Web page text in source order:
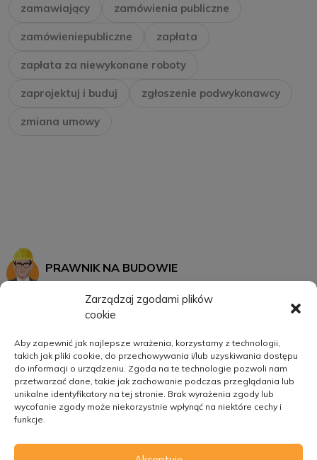
Zarządzaj zgodami plików
cookie
Aby zapewnić jak najlepsze wrażenia, korzystamy z technologii,
takich jak pliki cookie, do przechowywania i/lub uzyskiwania dostępu
do informacji o urządzeniu. Zgoda na te technologie pozwoli nam
przetwarzać dane, takie jak zachowanie podczas przeglądania lub
unikalne identyfikatory na tej stronie. Brak wyrażenia zgody lub
wycofanie zgody może niekorzystnie wpłynąć na niektóre cechy i
funkcje.
zamawiający zamówienia publiczne
zamówieniepubliczne zapłata
zapłata za niewykonane roboty
zaprojektuj i buduj zgłoszenie podwykonawcy
zmiana umowy
PRAWNIK NA BUDOWIE
SZKOLENIA
O MNIE
KATEGORIE
KONTAKT
REGULAMIN
POLITYKA PRYWATNOŚCI